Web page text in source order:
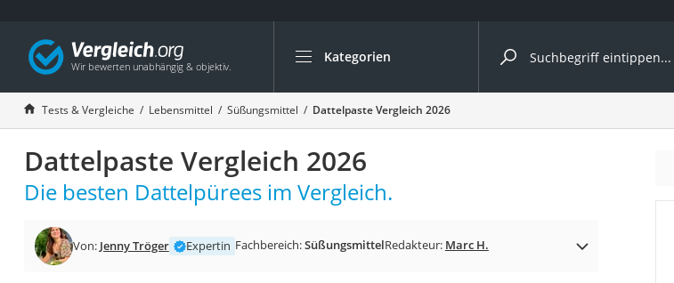
Kategorien
Die beliebtesten Vergleiche nach Kategorie
Lebensmittel
Schwarzkümmelöl
Knäckebrot
Schwarzkümmelöl-Kapseln
Manukahonig
Eiklar
Tests & Vergleiche Lebensmittel Süßungsmittel Dattelpaste Vergleich 2026
Dattelpaste Vergleich 2026
Die besten Dattelpürees im Vergleich.
Von: Jenny Tröger Expertin Fachbereich:SüßungsmittelRedakteur: Marc H.